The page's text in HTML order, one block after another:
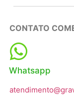
CONTATO
Whatsapp